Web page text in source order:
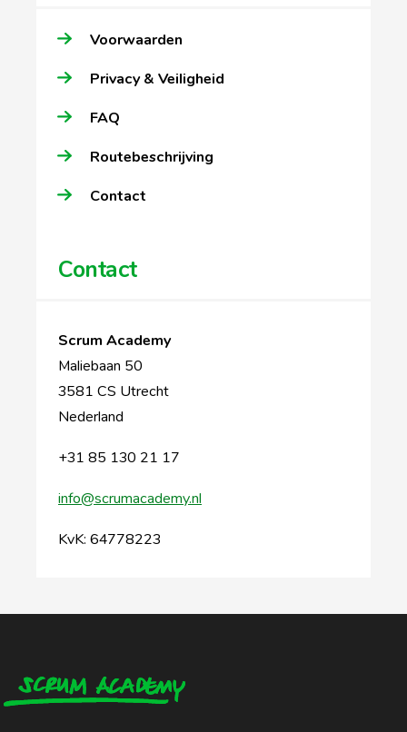
Voorwaarden
Privacy & Veiligheid
FAQ
Routebeschrijving
Contact
Contact
Scrum Academy
Maliebaan 50
3581 CS Utrecht
Nederland
+31 85 130 21 17
info@scrumacademy.nl
KvK: 64778223